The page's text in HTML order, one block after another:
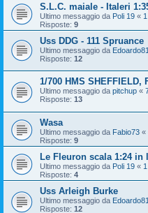
S.L.C. maiale - Italeri
Ultimo messaggio da Poli 19 «
Risposte: 9
Uss DDG - 111 Spruance
Ultimo messaggio da Edoardo81
Risposte: 12
1/700 HMS SHEFFIELD,
Ultimo messaggio da pitchup «
Risposte: 13
Wasa
Ultimo messaggio da Fabio73 «
Risposte: 9
Le Fleuron scala 1:24 in
Ultimo messaggio da Poli 19 «
Risposte: 4
Uss Arleigh Burke
Ultimo messaggio da Edoardo81
Risposte: 12